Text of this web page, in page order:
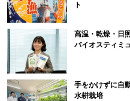
ト
高温・乾燥・日
バイオスティミ
手をかけずに自
水耕栽培